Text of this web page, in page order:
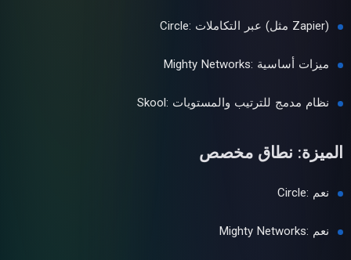
Circle: عبر التكاملات (مثل Zapier)
Mighty Networks: ميزات أساسية
Skool: نظام مدمج للترتيب والمستويات
الميزة: نطاق مخصص
Circle: نعم
Mighty Networks: نعم